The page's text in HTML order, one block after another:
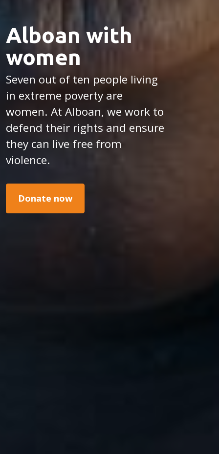
Alboan with
women
Seven out of ten people living
in extreme poverty are
women. At Alboan, we work to
defend their rights and ensure
they can live free from
violence.
Donate now